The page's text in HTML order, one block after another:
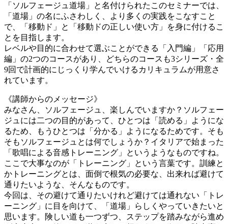
「ソルフェージュ道場」と名付けられたこのセミナーでは、
「道場」の名にふさわしく、より多くの実践をこなすこと
で、「移動ド」と「移動ドの正しい使い方」を身に付けるこ
とを目指します。
レベルや目的に合わせて選ぶことができる「入門編」「応用
編」の2つのコースがあり、どちらのコースも3シリーズ・全
9回で計画的にじっくり学んでいけるカリキュラムが用意さ
れています。
《講師からのメッセージ》
みなさん、ソルフェージュ、楽しんでいますか？ソルフェー
ジュには二つの目的があって、ひとつは「読める」ようにな
るため、もうひとつは「分かる」ようになるためです。そも
そもソルフェージュとは何でしょうか？イタリアで始まった
「歌唱による音感トレーニング」というようなものですね。
ここで大事なのが「トレーニング」という言葉です。訓練と
かトレーニングとは、面倒で根気の必要な、出来れば避けて
通りたいような、そんなものです。
今回は、その避けて通りたいけれど避けては通れない「トレ
ーニング」に目を向けて、「道場」らしくやっていきたいと
思います。険しい道も一つずつ、ステップを踏みながら進め